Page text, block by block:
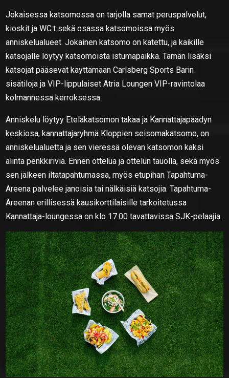
Jokaisessa katsomossa on tarjolla samat peruspalvelut,
kioskit ja WC:t sekä osassa katsomoissa myös
anniskelualueet. Jokainen katsomo on katettu, ja kaikille
katsojalle löytyy katsomoista istumapaikka. Tämän lisäksi
katsojat pääsevät käyttämään Carlsberg Sports Barin
sisätiloja ja VIP-lippulaiset Atria Loungen VIP-ravintolaa
kolmannessa kerroksessa.
Anniskelu löytyy Eteläkatsomon takaa ja Kannattajapäädyn
keskiosa, kannattajaryhmä Kloppien seisomakatsomo, on
anniskelualuetta ja sen vieressä olevan katsomon kaksi
alinta penkkiriviä. Ennen ottelua ja ottelun tauolla, sekä myös
sen jälkeen iltatapahtumassa, myös etupihan Tapahtuma-
Areena palvelee janoisia tai nälkäisiä katsojia. Tapahtuma-
Areenan erillisessä kausikorttilaisille tarkoitetussa
Kannattaja-loungessa on klo 17.00 tavattavissa SJK-pelaajia.